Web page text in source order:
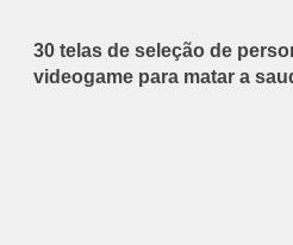
30 telas de seleção de
videogame para matar a